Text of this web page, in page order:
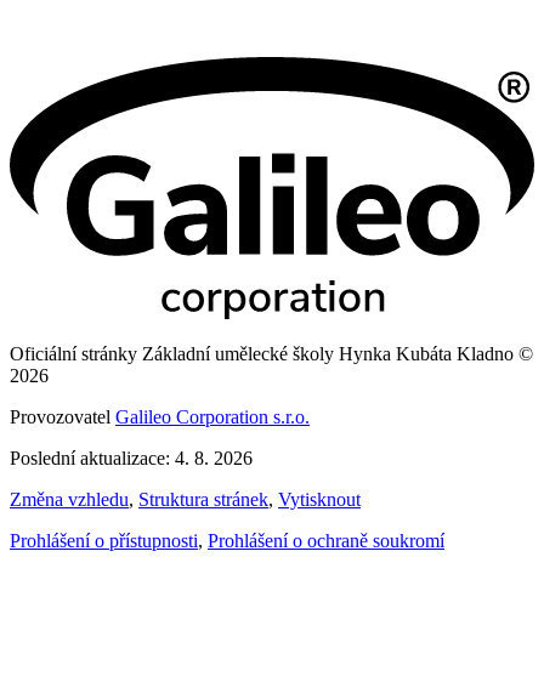
Oficiální stránky Základní umělecké školy Hynka Kubáta Kladno ©
2026
Provozovatel Galileo Corporation s.r.o.
Poslední aktualizace: 4. 8. 2026
Změna vzhledu, Struktura stránek, Vytisknout
Prohlášení o přístupnosti, Prohlášení o ochraně soukromí